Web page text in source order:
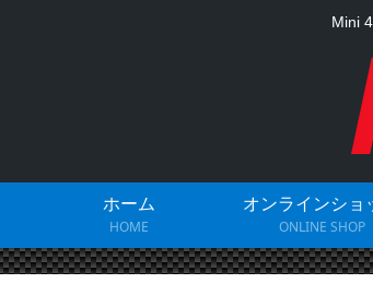
Mini
ホーム
HOME
オンラインショ
ONLINE SHOP